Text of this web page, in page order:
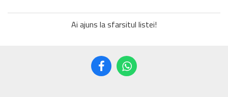
Ai ajuns la sfarsitul listei!